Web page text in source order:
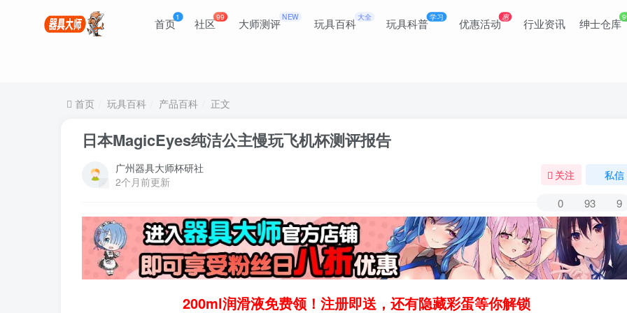
首页1 社区99 大师测评NEW 玩具百科 大全 玩具科普学习 优惠活动惠 行业资讯 绅士仓库
首页 玩具百科 产品百科 正文
日本MagicEyes纯洁公主慢玩飞机杯测评报告
广州器具大师杯研社
2个月前更新
关注 私信
0 93 9
200ml润滑液免费领！注册即送，还有隐藏彩蛋等你解锁